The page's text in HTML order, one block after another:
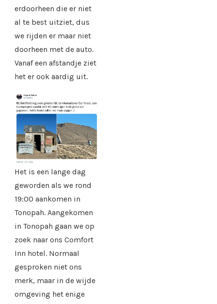
erdoorheen die er niet
al te best uitziet, dus
we rijden er maar niet
doorheen met de auto.
Vanaf een afstandje ziet
het er ook aardig uit.
Het is een lange dag
geworden als we rond
19:00 aankomen in
Tonopah. Aangekomen
in Tonopah gaan we op
zoek naar ons Comfort
Inn hotel. Normaal
gesproken niet ons
merk, maar in de wijde
omgeving het enige